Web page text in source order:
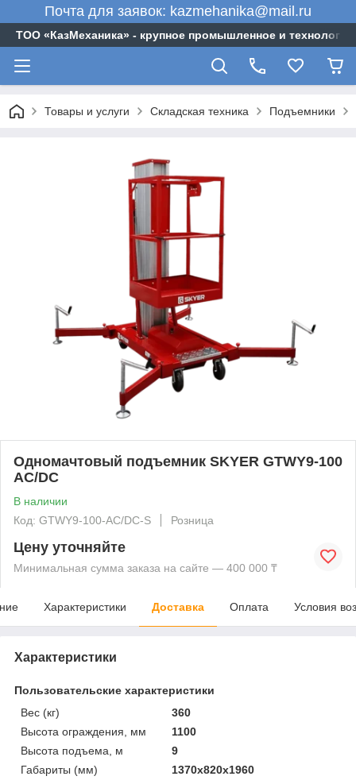
Почта для заявок: kazmehanika@mail.ru
ТОО «‎КазМеханика» - крупное промышленное и
Товары и услуги Складская техника Подъемники
Одномачтовый подъемник SKYER GTWY9-100
AC/DC
В наличии
Код: GTWY9-100-AC/DC-S
Розница
Цену уточняйте
Минимальная сумма заказа на сайте — 400 000 ₸
Характеристики Доставка Оплата Условия
Характеристики
Пользовательские характеристики
Вес (кг)
360
Высота ограждения, мм
1100
Высота подъема, м
9
Габариты (мм)
1370x820x1960